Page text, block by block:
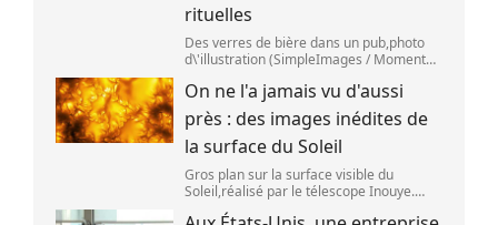
rituelles
Des verres de bière dans un pub,photo
d\'illustration (SimpleImages / Moment
alcoolisée du monde. Les premières
traces de bière ont été retrouvées ch
On ne l'a jamais vu d'aussi
près : des images inédites de
la surface du Soleil
Gros plan sur la surface visible du
Soleil,réalisé par le télescope Inouye.
(NSF/NSO/AURA/MPS) Certains se